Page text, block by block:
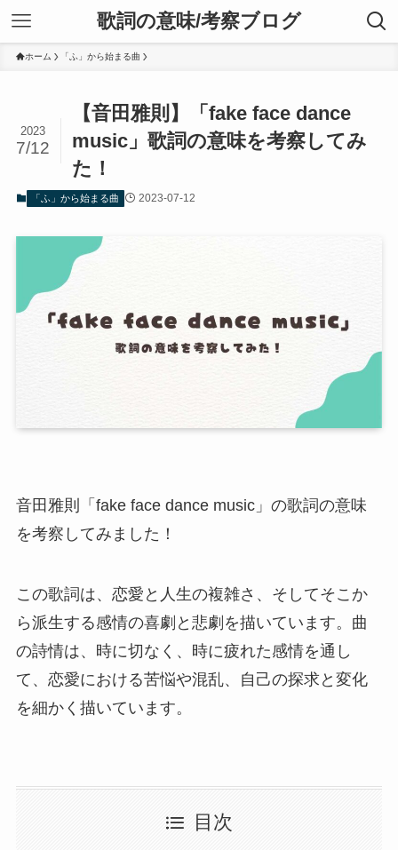
歌詞の意味/考察ブログ
ホーム 「ふ」から始まる曲
【音田雅則】「fake face dance
music」歌詞の意味を考察してみ
た！
2023
7/12
「ふ」から始まる曲 2023-07-12
音田雅則「fake face dance music」の歌詞の意味
を考察してみました！
この歌詞は、恋愛と人生の複雑さ、そしてそこか
ら派生する感情の喜劇と悲劇を描いています。曲
の詩情は、時に切なく、時に疲れた感情を通し
て、恋愛における苦悩や混乱、自己の探求と変化
を細かく描いています。
目次